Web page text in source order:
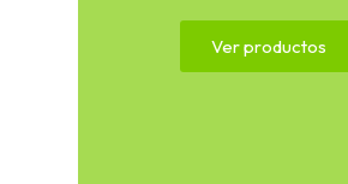
Ver productos